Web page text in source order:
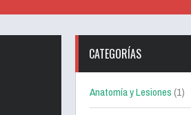
CATEGORÍAS
Anatomía y Lesiones(1)